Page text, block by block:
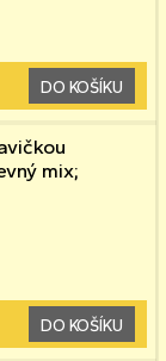
DO KOŠÍKU
mix;
DO KOŠÍKU